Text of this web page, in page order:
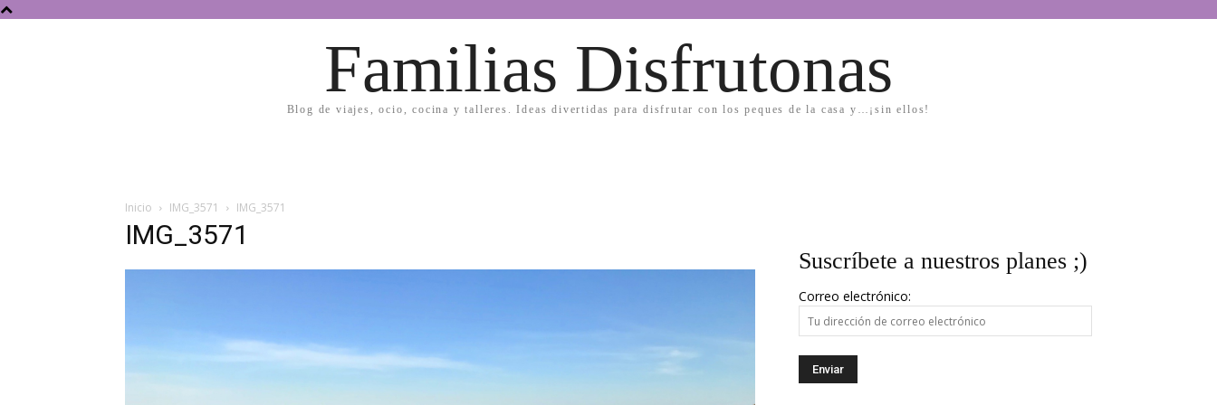
Familias Disfrutonas
Blog de viajes, ocio, cocina y talleres. Ideas divertidas para disfrutar con los peques de la casa y…¡sin ellos!
Inicio IMG_3571 IMG_3571
IMG_3571
Suscríbete a nuestros planes ;)
Correo electrónico: